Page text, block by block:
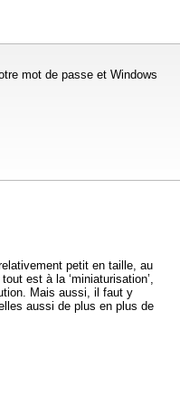
mot de passe et Windows
petit en taille, au
est à la ‘miniaturisation’,
Mais aussi, il faut y
aussi de plus en plus de